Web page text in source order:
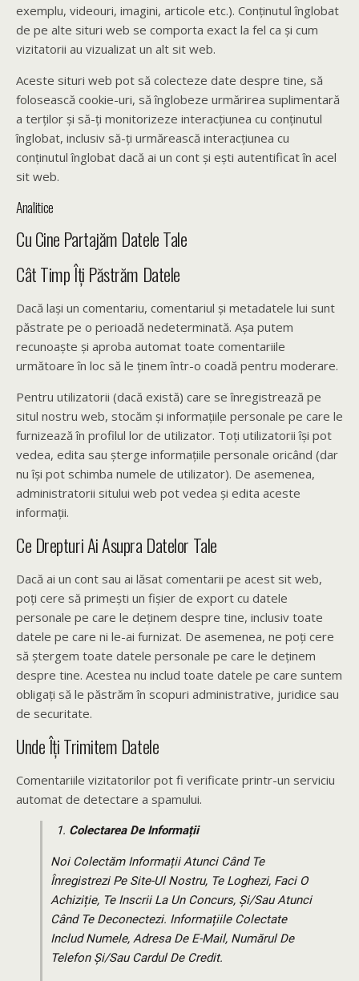
exemplu, videouri, imagini, articole etc.). Conținutul înglobat
de pe alte situri web se comporta exact la fel ca și cum
vizitatorii au vizualizat un alt sit web.
Aceste situri web pot să colecteze date despre tine, să
folosească cookie-uri, să înglobeze urmărirea suplimentară
a terților și să-ți monitorizeze interacțiunea cu conținutul
înglobat, inclusiv să-ți urmărească interacțiunea cu
conținutul înglobat dacă ai un cont și ești autentificat în acel
sit web.
Analitice
Cu Cine Partajăm Datele Tale
Cât Timp Îți Păstrăm Datele
Dacă lași un comentariu, comentariul și metadatele lui sunt
păstrate pe o perioadă nedeterminată. Așa putem
recunoaște și aproba automat toate comentariile
următoare în loc să le ținem într-o coadă pentru moderare.
Pentru utilizatorii (dacă există) care se înregistrează pe
situl nostru web, stocăm și informațiile personale pe care le
furnizează în profilul lor de utilizator. Toți utilizatorii își pot
vedea, edita sau șterge informațiile personale oricând (dar
nu își pot schimba numele de utilizator). De asemenea,
administratorii sitului web pot vedea și edita aceste
informații.
Ce Drepturi Ai Asupra Datelor Tale
Dacă ai un cont sau ai lăsat comentarii pe acest sit web,
poți cere să primești un fișier de export cu datele
personale pe care le deținem despre tine, inclusiv toate
datele pe care ni le-ai furnizat. De asemenea, ne poți cere
să ștergem toate datele personale pe care le deținem
despre tine. Acestea nu includ toate datele pe care suntem
obligați să le păstrăm în scopuri administrative, juridice sau
de securitate.
Unde Îți Trimitem Datele
Comentariile vizitatorilor pot fi verificate printr-un serviciu
automat de detectare a spamului.
Colectarea De Informații
Noi Colectăm Informații Atunci Când Te
Înregistrezi Pe Site-Ul Nostru, Te Loghezi, Faci O
Achiziție, Te Inscrii La Un Concurs, Și/sau Atunci
Când Te Deconectezi. Informațiile Colectate
Includ Numele, Adresa De E-Mail, Numărul De
Telefon Și/sau Cardul De Credit.